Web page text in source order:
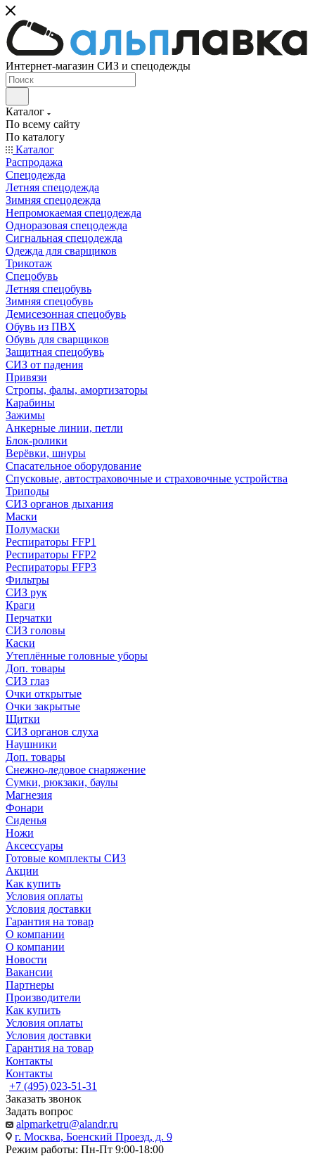
Интернет-магазин СИЗ и спецодежды
Каталог
По всему сайту
По каталогу
Каталог
Распродажа
Спецодежда
Летняя спецодежда
Зимняя спецодежда
Непромокаемая спецодежда
Одноразовая спецодежда
Сигнальная спецодежда
Одежда для сварщиков
Трикотаж
Спецобувь
Летняя спецобувь
Зимняя спецобувь
Демисезонная спецобувь
Обувь из ПВХ
Обувь для сварщиков
Защитная спецобувь
СИЗ от падения
Привязи
Стропы, фалы, амортизаторы
Карабины
Зажимы
Анкерные линии, петли
Блок-ролики
Верёвки, шнуры
Спасательное оборудование
Спусковые, автостраховочные и страховочные устройства
Триподы
СИЗ органов дыхания
Маски
Полумаски
Респираторы FFP1
Респираторы FFP2
Респираторы FFP3
Фильтры
СИЗ рук
Краги
Перчатки
СИЗ головы
Каски
Утеплённые головные уборы
Доп. товары
СИЗ глаз
Очки открытые
Очки закрытые
Щитки
СИЗ органов слуха
Наушники
Доп. товары
Снежно-ледовое снаряжение
Сумки, рюкзаки, баулы
Магнезия
Фонари
Сиденья
Ножи
Аксессуары
Готовые комплекты СИЗ
Акции
Как купить
Условия оплаты
Условия доставки
Гарантия на товар
О компании
О компании
Новости
Вакансии
Партнеры
Производители
Как купить
Условия оплаты
Условия доставки
Гарантия на товар
Контакты
Контакты
+7 (495) 023-51-31
Заказать звонок
Задать вопрос
alpmarketru@alandr.ru
г. Москва, Боенский Проезд, д. 9
Режим работы: Пн-Пт 9:00-18:00